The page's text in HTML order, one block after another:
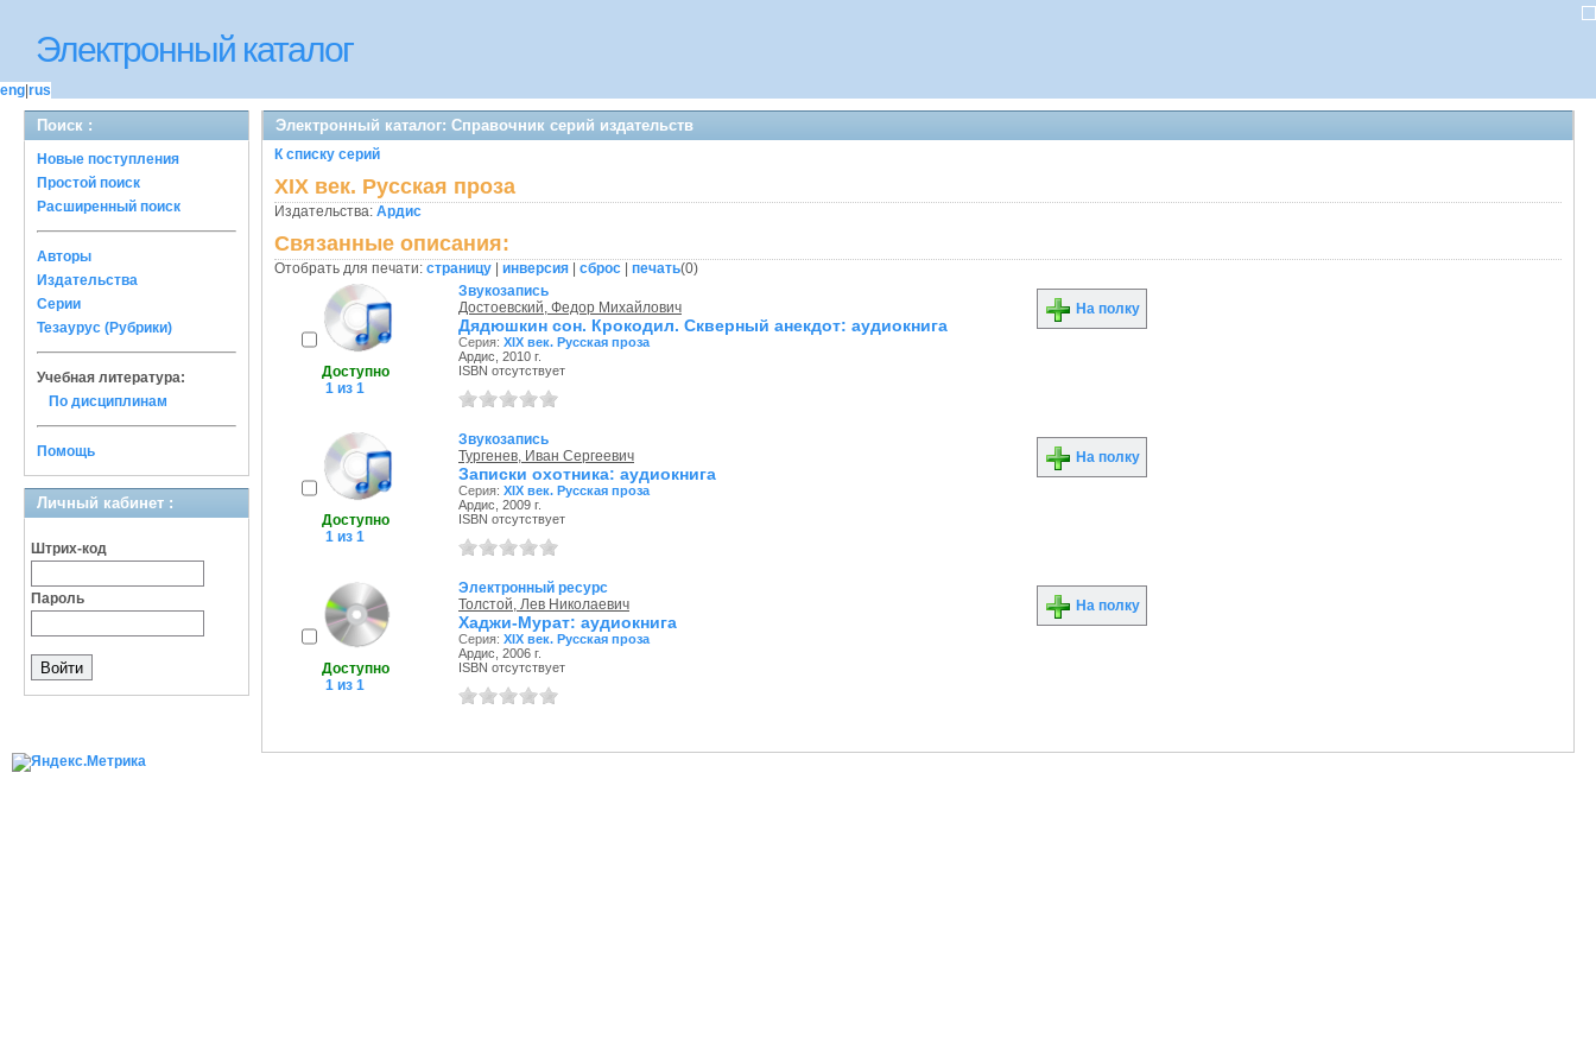
Электронный каталог
eng rus
Поиск :
Новые поступления
Простой поиск
Расширенный поиск
Авторы
Издательства
Серии
Тезаурус (Рубрики)
Учебная литература:
По дисциплинам
Помощь
Личный кабинет :
Штрих-код
Пароль
Электронный каталог: Справочник серий издательств
К списку серий
XIX век. Русская проза
Издательства: Ардис
Связанные описания:
Отобрать для печати: страницу инверсия сброс печать(0)
Доступно
1 из 1
Звукозапись
Достоевский, Федор Михайлович
Дядюшкин сон. Крокодил. Скверный анекдот: аудиокнига
Серия: XIX век. Русская проза
Ардис, 2010 г.
ISBN отсутствует
На полку
Доступно
1 из 1
Звукозапись
Тургенев, Иван Сергеевич
Записки охотника: аудиокнига
Серия: XIX век. Русская проза
Ардис, 2009 г.
ISBN отсутствует
На полку
Доступно
1 из 1
Электронный ресурс
Толстой, Лев Николаевич
Хаджи-Мурат: аудиокнига
Серия: XIX век. Русская проза
Ардис, 2006 г.
ISBN отсутствует
На полку